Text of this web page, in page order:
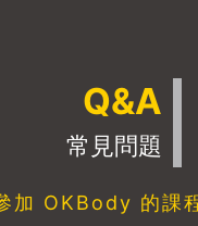
。從台南開車到高
膝蓋壓力，延緩退
立刻推薦她來試試。
Q&A
常見問題
加 OKBody 的課